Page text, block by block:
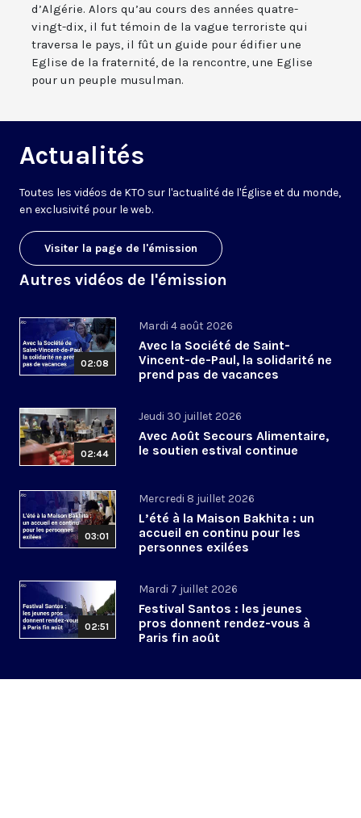
d’Algérie. Alors qu’au cours des années quatre-
vingt-dix, il fut témoin de la vague terroriste qui
traversa le pays, il fût un guide pour édifier une
Eglise de la fraternité, de la rencontre, une Eglise
pour un peuple musulman.
Actualités
Toutes les vidéos de KTO sur l'actualité de l'Église et du monde,
en exclusivité pour le web.
Visiter la page de l'émission
Autres vidéos de l'émission
02:08
Mardi 4 août 2026
Avec la Société de Saint-
Vincent-de-Paul, la solidarité ne
prend pas de vacances
02:44
Jeudi 30 juillet 2026
Avec Août Secours Alimentaire,
le soutien estival continue
03:01
Mercredi 8 juillet 2026
L’été à la Maison Bakhita : un
accueil en continu pour les
personnes exilées
02:51
Mardi 7 juillet 2026
Festival Santos : les jeunes
pros donnent rendez-vous à
Paris fin août